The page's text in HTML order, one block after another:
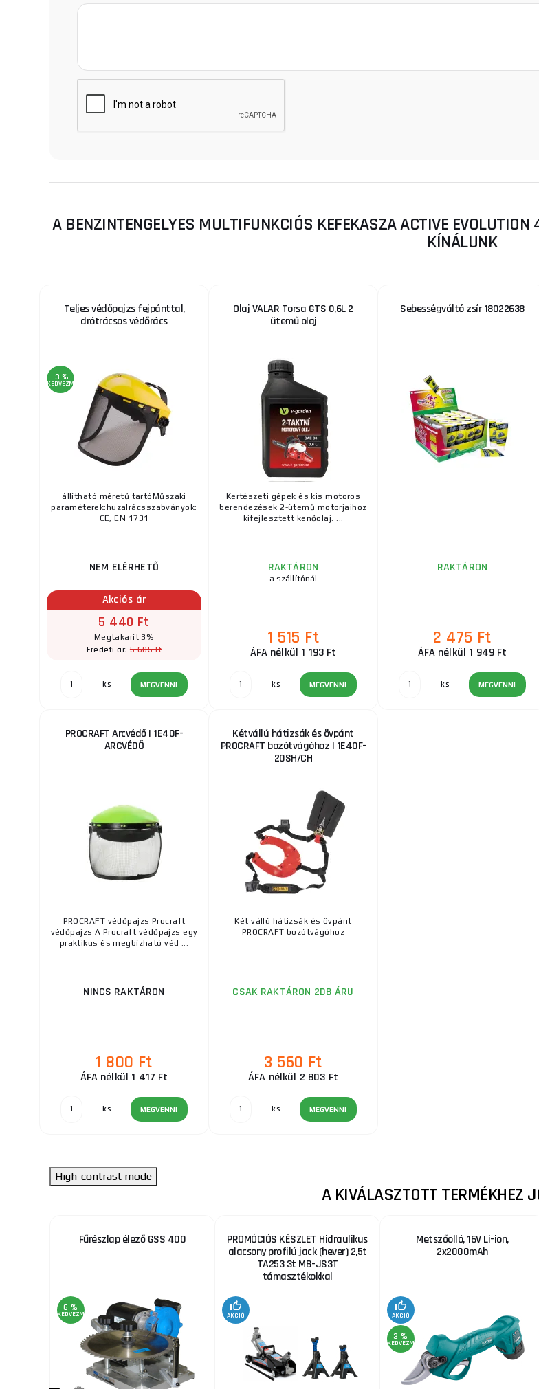
A BENZINTENGELYES MULTIFUNKCIÓS KEFEKASZA ACTIVE
KÍNÁLUNK
Teljes védőpajzs fejpánttal,
drótrácsos védőrács
-3 %
KEDVEZMÉNY
állítható méretű tartóMűszaki
paraméterek:huzalrácsszabványok:
CE, EN 1731
NEM ELÉRHETŐ
Akciós ár
5 440 Ft
Megtakarít 3%
Eredeti ár:5 605 Ft
ks MEGVENNI
Olaj VALAR Torsa GTS 0,6L 2
ütemű olaj
Kertészeti gépek és kis motoros
berendezések 2-ütemű motorjaihoz
kifejlesztett kenőolaj. ...
RAKTÁRON
a szállítónál
1 515 Ft
ÁFA nélkül 1 193 Ft
ks MEGVENNI
Sebességváltó zsír 18022638
RAKTÁRON
2 475 Ft
ÁFA nélkül 1 949 Ft
ks MEGVENNI
PROCRAFT Arcvédő | 1E40F-
ARCVÉDŐ
PROCRAFT védőpajzs Procraft
védőpajzs A Procraft védőpajzs egy
praktikus és megbízható véd ...
NINCS RAKTÁRON
1 800 Ft
ÁFA nélkül 1 417 Ft
ks MEGVENNI
Kétvállú hátizsák és övpánt
PROCRAFT bozótvágóhoz | 1E40F-
20SH/CH
Két vállú hátizsák és övpánt
PROCRAFT bozótvágóhoz
CSAK RAKTÁRON 2DB ÁRU
3 560 Ft
ÁFA nélkül 2 803 Ft
ks MEGVENNI
High-contrast mode
A KIVÁLASZTOTT TERMÉKHEZ
Fűrészlap élező GSS 400
6 %
KEDVEZMÉNY
PROMÓCIÓS KÉSZLET Hidraulikus
alacsony profilú jack (hever) 2,5t
TA253 3t MB-JS3T
támasztékokkal
AKCIÓ
Metszőolló, 16V Li-ion,
2x2000mAh
AKCIÓ
3 %
KEDVEZMÉNY